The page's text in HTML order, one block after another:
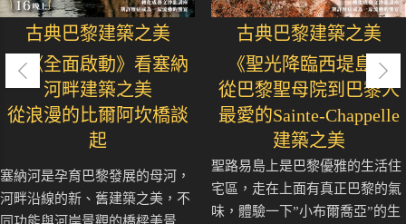
古典巴黎建築之美
從《全面啟動》看塞納
河畔建築之美
從浪漫的比爾阿坎橋談
起
塞納河是孕育巴黎發展的母河，
河畔沿線的新、舊建築之美，不
同功能與河岸景觀的橋樑美景..
古典巴黎建築之美
《聖光降臨西堤島》
從巴黎聖母院到巴黎人
最愛的Sainte-Chappelle
建築之美
聖路易島上是巴黎優雅的生活住
宅區，走在上面有真正巴黎的氣
味，體驗一下”小布爾喬亞”的生